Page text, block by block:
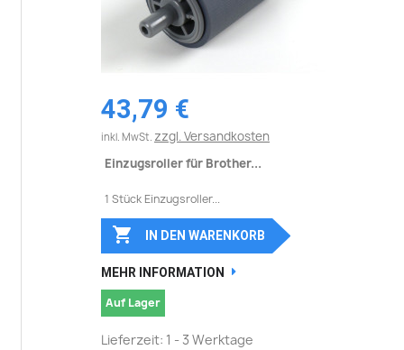
43,79 €
inkl. MwSt. zzgl. Versandkosten
Einzugsroller für Brother...
1 Stück Einzugsroller...
 IN DEN WARENKORB
MEHR INFORMATION
Auf Lager
Lieferzeit: 1 - 3 Werktage